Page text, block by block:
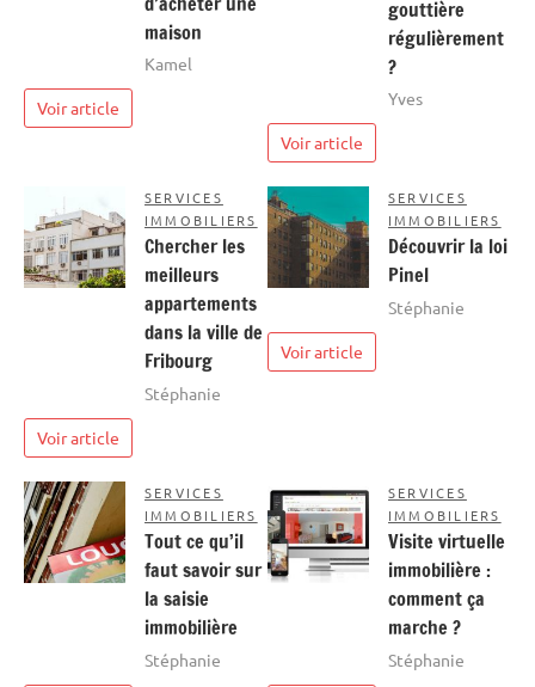
maison
Kamel
Voir article
gouttière
régulièrement
?
Yves
Voir article
SERVICES
IMMOBILIERS
Chercher les
meilleurs
appartements
dans la ville de
Fribourg
Stéphanie
Voir article
SERVICES
IMMOBILIERS
Découvrir la loi
Pinel
Stéphanie
Voir article
SERVICES
IMMOBILIERS
Tout ce qu’il
faut savoir sur
la saisie
immobilière
Stéphanie
SERVICES
IMMOBILIERS
Visite virtuelle
immobilière :
comment ça
marche ?
Stéphanie